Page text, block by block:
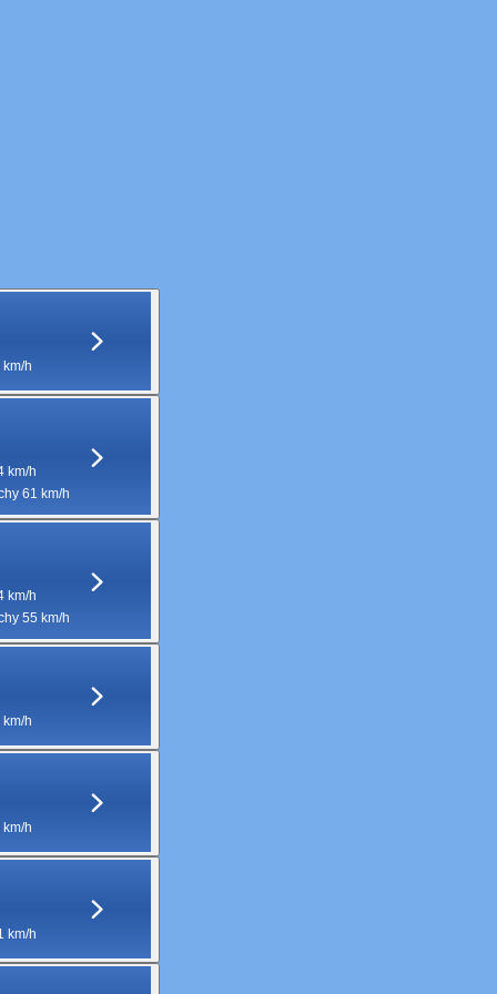
km/h
km/h
61 km/h
km/h
55 km/h
km/h
km/h
km/h